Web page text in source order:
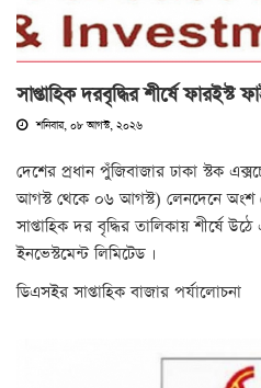
সাপ্তাহিক দরবৃদ্ধির শীর্ষে ফারইস্ট
শনিবার, ০৮ আগস্ট, ২০২৬
দেশের প্রধান পুঁজিবাজার ঢাকা স্টক
আগস্ট থেকে ০৬ আগস্ট) লেনদেনে অংশ
সাপ্তাহিক দর বৃদ্ধির তালিকায় শীর্ষে
ইনভেস্টমেন্ট লিমিটেড ।
‎‎ডিএসইর সাপ্তাহিক বাজার পর্যালোচনা